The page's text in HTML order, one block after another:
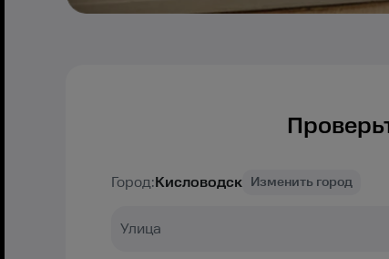
Город:Кисловодск Изменить город